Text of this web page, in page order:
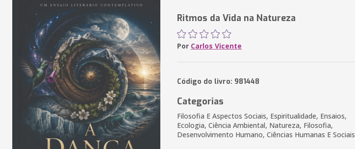
Ritmos da Vida na Natureza
Por Carlos Vicente
Código do livro: 981448
Categorias
Filosofia E Aspectos Sociais, Espiritualidade, Ensaios,
Ecologia, Ciência Ambiental, Natureza, Filosofia,
Desenvolvimento Humano, Ciências Humanas E Sociais